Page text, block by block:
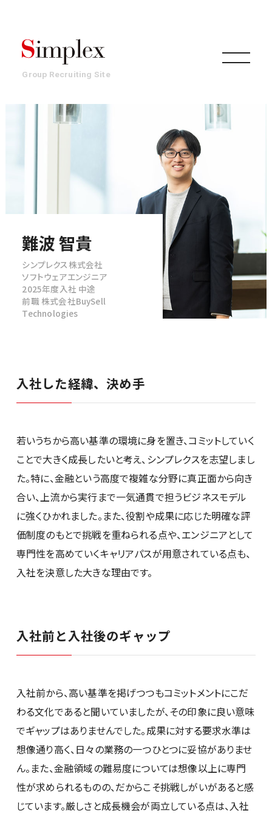
環境・制度
社員紹介
新卒採用 キャリア採用
28卒
Group Recruiting Site
難波 智貴
シンプレクス株式会社
ソフトウェアエンジニア
2025年度入社 中途
前職 株式会社BuySell
Technologies
入社した経緯、決め手
若いうちから高い基準の環境に身を置き、コミットしていく
ことで大きく成長したいと考え、シンプレクスを志望しまし
た。特に、金融という高度で複雑な分野に真正面から向き
合い、上流から実行まで一気通貫で担うビジネスモデル
に強くひかれました。また、役割や成果に応じた明確な評
価制度のもとで挑戦を重ねられる点や、エンジニアとして
専門性を高めていくキャリアパスが用意されている点も、
入社を決意した大きな理由です。
入社前と入社後のギャップ
入社前から、高い基準を掲げつつもコミットメントにこだ
わる文化であると聞いていましたが、その印象に良い意味
でギャップはありませんでした。成果に対する要求水準は
想像通り高く、日々の業務の一つひとつに妥協がありませ
ん。また、金融領域の難易度については想像以上に専門
性が求められるものの、だからこそ挑戦しがいがあると感
じています。厳しさと成長機会が両立している点は、入社